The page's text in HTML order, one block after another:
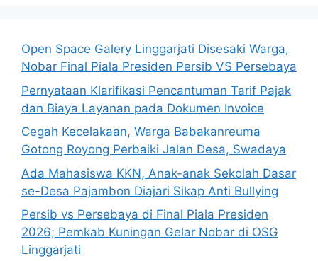
Open Space Galery Linggarjati Disesaki Warga,
Nobar Final Piala Presiden Persib VS Persebaya
Pernyataan Klarifikasi Pencantuman Tarif Pajak
dan Biaya Layanan pada Dokumen Invoice
Cegah Kecelakaan, Warga Babakanreuma
Gotong Royong Perbaiki Jalan Desa, Swadaya
Ada Mahasiswa KKN, Anak-anak Sekolah Dasar
se-Desa Pajambon Diajari Sikap Anti Bullying
Persib vs Persebaya di Final Piala Presiden
2026; Pemkab Kuningan Gelar Nobar di OSG
Linggarjati